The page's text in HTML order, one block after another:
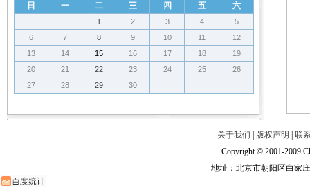
日 一 二 三 四 五 六
1 2 3 4
5
6
7 8 9 10 11
12
13
14 15 16 17 18
19
20
21 22 23 24 25
26
27
28 29 30
关于我们 版权声明
联
Copyright © 2001-2009
地址：北京市朝阳区白家